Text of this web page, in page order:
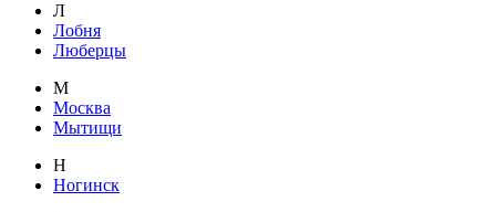
Л
Лобня
Люберцы
М
Москва
Мытищи
Н
Ногинск